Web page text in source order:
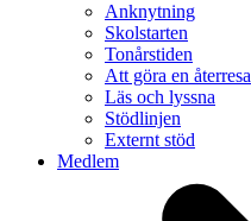
Anknytning
Skolstarten
Tonårstiden
Att göra en återresa
Läs och lyssna
Stödlinjen
Externt stöd
Medlem